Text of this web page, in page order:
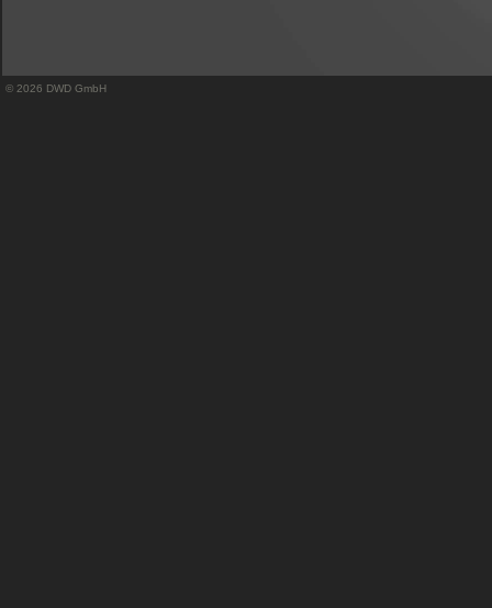
© 2026 DWD GmbH